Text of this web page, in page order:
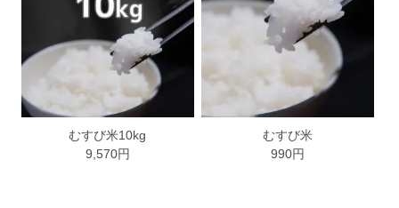
むすび米10kg
9,570円
むすび米
990円